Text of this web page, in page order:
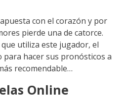
con el corazón y por
pierde una de catorce.
utiliza este jugador, el
para hacer sus pronósticos a
recomendable…
Online